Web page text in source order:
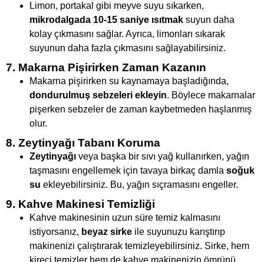
Limon, portakal gibi meyve suyu sıkarken,
mikrodalgada 10-15 saniye ısıtmak suyun daha
kolay çıkmasını sağlar. Ayrıca, limonları sıkarak
suyunun daha fazla çıkmasını sağlayabilirsiniz.
7. Makarna Pişirirken Zaman Kazanın
Makarna pişirirken su kaynamaya başladığında,
dondurulmuş sebzeleri ekleyin. Böylece makarnalar
pişerken sebzeler de zaman kaybetmeden haşlanmış
olur.
8. Zeytinyağı Tabanı Koruma
Zeytinyağı veya başka bir sıvı yağ kullanırken, yağın
taşmasını engellemek için tavaya birkaç damla soğuk
su ekleyebilirsiniz. Bu, yağın sıçramasını engeller.
9. Kahve Makinesi Temizliği
Kahve makinesinin uzun süre temiz kalmasını
istiyorsanız, beyaz sirke ile suyunuzu karıştırıp
makinenizi çalıştırarak temizleyebilirsiniz. Sirke, hem